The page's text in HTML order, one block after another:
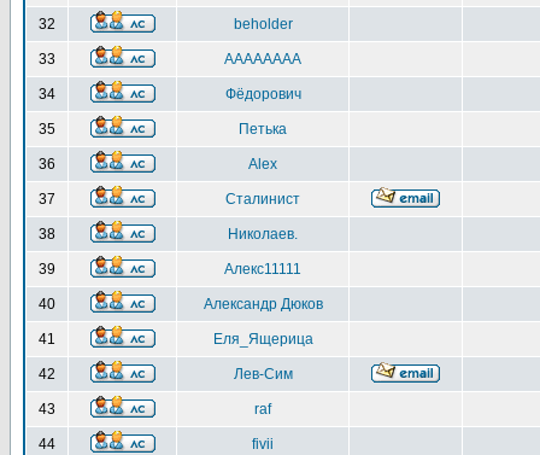
32 beholder
33 AAAAAAAA
34 Фёдорович
35 Петька
36 Alex
37 Сталинист
38 Николаев.
39 Алекс11111
40 Александр Дюков
41 Еля_Ящерица
42 Лев-Сим
43 raf
44 fivii